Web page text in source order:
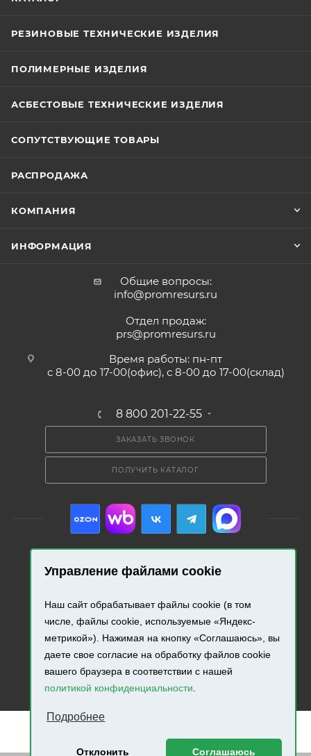
Управление файлами cookie
Наш сайт обрабатывает файлы cookie (в том
числе, файлы cookie, используемые «Яндекс-
метрикой»). Нажимая на кнопку «Соглашаюсь», вы
даете свое согласие на обработку файлов cookie
вашего браузера в соответствии с нашей
политикой конфиденциальности.
Подробнее
Отклонить Соглашаюсь
РЕЗИНОВЫЕ ТЕХНИЧЕСКИЕ ИЗДЕЛИЯ
ПОЛИМЕРНЫЕ ИЗДЕЛИЯ
АСБЕСТОВЫЕ ТЕХНИЧЕСКИЕ ИЗДЕЛИЯ
СОПУТСТВУЮЩИЕ ТОВАРЫ
РАСПРОДАЖА
КОМПАНИЯ
ИНФОРМАЦИЯ
Общие вопросы:
info@promresurs.ru
Отдел продаж:
prs@promresurs.ru
Время работы: пн-пт
с 8-00 до 17-00(офис), с 8-00 до 17-00(склад)
8 800 201-22-55
ЗАКАЗАТЬ ЗВОНОК
ПОЛУЧИТЬ КАТАЛОГ
2026 © «Промресурс». Все права защищены.
Разработка и продвижение сайта.